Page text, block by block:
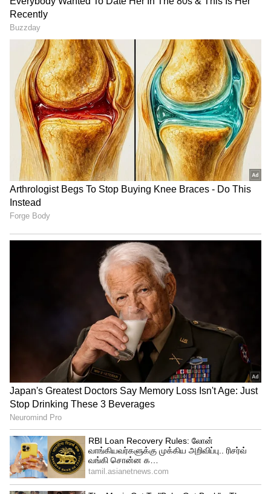
IND vs AUS: அடுத்தடுத்த தோல்விகள்..
ஆஸ்திரேலிய அணி செய்த தவறுகளை
லிஸ்ட் போட்டு அடித்த மைக்கேல் கிளார்க்
156 ரன்கள் என்ற இலக்கை விரட்டிய
அயர்லாந்து அணி, 8.2 ஓவரில் 2 விக்கெட்
இழப்பிற்கு 54 ரன்கள் அடித்திருந்த
நிலையில் மழை குறுக்கிட்டது.
அதன்பின்னர் மழை நிற்காததால் ஆட்டம்
அத்துடன் முடித்து கொள்ளப்பட்டது.
டி.எல்.எஸ் முறைப்படி 5 ரன் வித்தியாசத்தில்
வெற்றி பெற்ற இந்திய மகளிர் அணி
அரையிறுதிக்கு முன்னேறியது.